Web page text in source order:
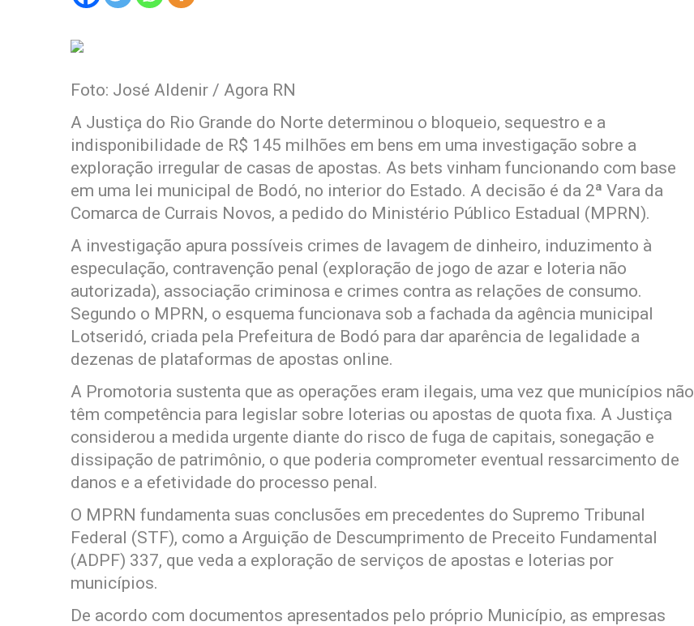
Foto: José Aldenir / Agora RN
A Justiça do Rio Grande do Norte determinou o bloqueio, sequestro e a
indisponibilidade de R$ 145 milhões em bens em uma investigação sobre a
exploração irregular de casas de apostas. As bets vinham funcionando com base
em uma lei municipal de Bodó, no interior do Estado. A decisão é da 2ª Vara da
Comarca de Currais Novos, a pedido do Ministério Público Estadual (MPRN).
A investigação apura possíveis crimes de lavagem de dinheiro, induzimento à
especulação, contravenção penal (exploração de jogo de azar e loteria não
autorizada), associação criminosa e crimes contra as relações de consumo.
Segundo o MPRN, o esquema funcionava sob a fachada da agência municipal
Lotseridó, criada pela Prefeitura de Bodó para dar aparência de legalidade a
dezenas de plataformas de apostas online.
A Promotoria sustenta que as operações eram ilegais, uma vez que municípios não
têm competência para legislar sobre loterias ou apostas de quota fixa. A Justiça
considerou a medida urgente diante do risco de fuga de capitais, sonegação e
dissipação de patrimônio, o que poderia comprometer eventual ressarcimento de
danos e a efetividade do processo penal.
O MPRN fundamenta suas conclusões em precedentes do Supremo Tribunal
Federal (STF), como a Arguição de Descumprimento de Preceito Fundamental
(ADPF) 337, que veda a exploração de serviços de apostas e loterias por
municípios.
De acordo com documentos apresentados pelo próprio Município, as empresas